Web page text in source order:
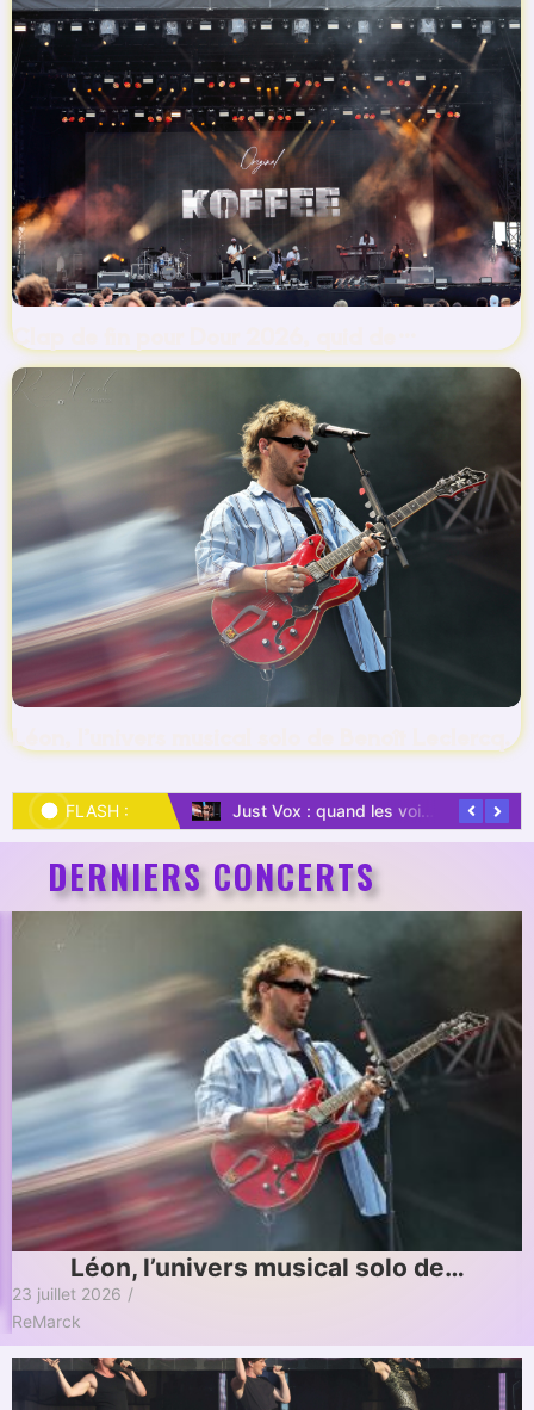
Clap de fin pour Dour 2026, quid de…
Léon, l’univers musical solo de Benoît Leclercq.
FLASH : Esperanzah 2026 : un vrai beau succès mais entouré d’incertitudes.
DERNIERS CONCERTS
Mentissa, rayonnante sous le soleil…
22 juillet 2026 /
ReMarck